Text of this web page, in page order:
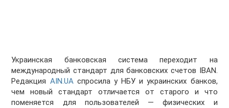
Украинская банковская система переходит на
международный стандарт для банковских счетов IBAN.
Редакция AIN.UAспросила у НБУ и украинских банков,
чем новый стандарт отличается от старого и что
поменяется для пользователей — физических и